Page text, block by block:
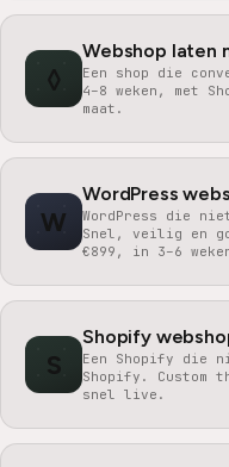
◊
Webshop laten
Een shop die
4–8 weken, met
maat.
W
WordPress
WordPress die
Snel, veilig en
€899, in 3–6
S
Shopify
Een Shopify die
Shopify. Custom
snel live.